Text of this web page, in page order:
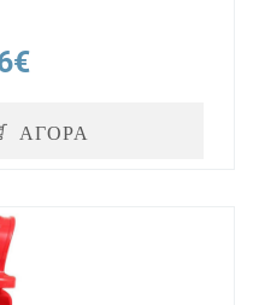
ΑΓΟΡΑ